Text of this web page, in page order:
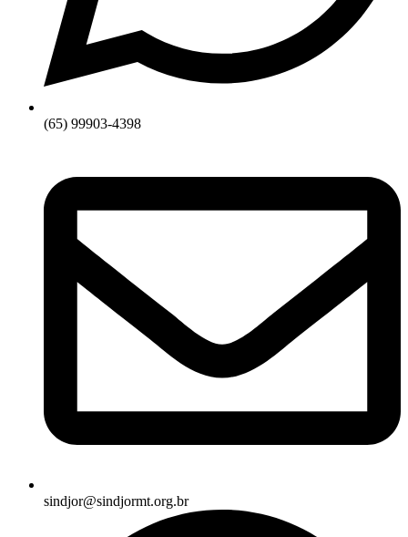
(65) 99903-4398
sindjor@sindjormt.org.br